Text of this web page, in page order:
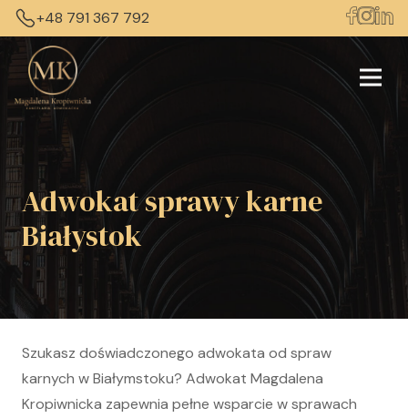
+48 791 367 792
Adwokat sprawy karne
Białystok
Szukasz doświadczonego adwokata od spraw
karnych w Białymstoku? Adwokat Magdalena
Kropiwnicka zapewnia pełne wsparcie w sprawach